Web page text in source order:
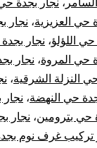
، نجار بجدة
حي العزيزية، نجار
اللؤلؤ، نجار
حي المروة، نجار
النزلة الشرقية،
حي النهضة، نجار
حي بترومين، نجار
تركيب غرف نوم